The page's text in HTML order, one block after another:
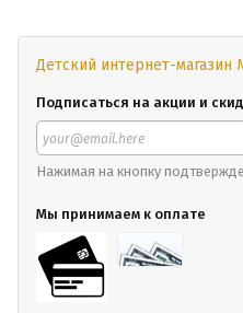
Детский интернет-магазин
Подписаться на акции и
Нажимая на кнопку
Мы принимаем к оплате